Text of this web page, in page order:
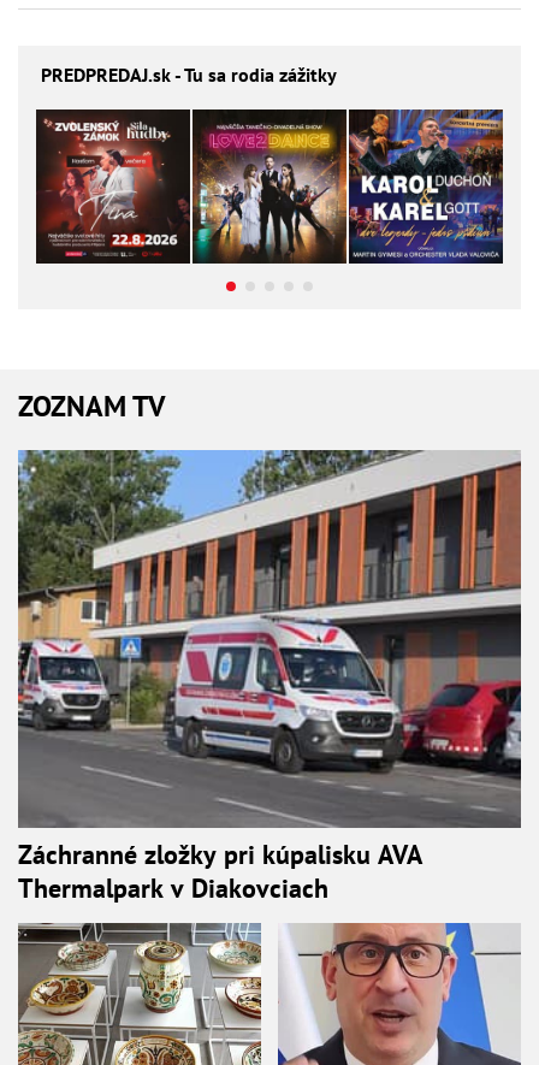
PREDPREDAJ.sk - Tu sa rodia zážitky
ZOZNAM TV
Záchranné zložky pri kúpalisku AVA
Thermalpark v Diakovciach